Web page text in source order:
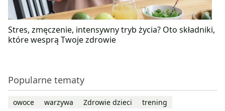
Stres, zmęczenie, intensywny tryb życia? Oto składniki,
które wesprą Twoje zdrowie
Popularne tematy
owoce warzywa Zdrowie dzieci trening